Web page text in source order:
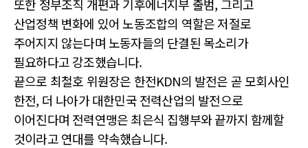
또한 정부조직 개편과 기후에너지부 출범, 그리고
산업정책 변화에 있어 노동조합의 역할은 저절로
주어지지 않는다며 노동자들의 단결된 목소리가
필요하다고 강조했습니다.
끝으로 최철호 위원장은 한전KDN의 발전은 곧 모회사인
한전, 더 나아가 대한민국 전력산업의 발전으로
이어진다며 전력연맹은 최은식 집행부와 끝까지 함께할
것이라고 연대를 약속했습니다.